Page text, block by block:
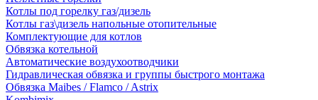
Котлы под горелку газ/дизель
Котлы газ\дизель напольные отопительные
Комплектующие для котлов
Обвязка котельной
Автоматические воздухоотводчики
Гидравлическая обвязка и группы быстрого монтажа
Обвязка Maibes / Flamco / Astrix